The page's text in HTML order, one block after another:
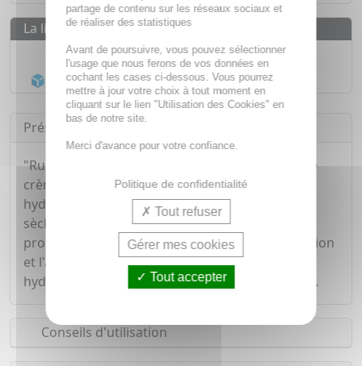
La livraison
Livraison gratuite dès 55€
Acheminement Chronopost en 24h*
Présentation
"Ruboril expert 50+" de chez Isispharma est une
crème teintée anti rougeurs apaisante et
hydratante, idéale pour les peaux sensibles et
sèches. Avec une protection enti UVB/UVA elle
protège la peau et l'aide a lutter contre l'apparition
et l'aggravation des rougeurs. Votre peau est
hydratée, apaisée, protégée et votre teint unifié.
Conseils d'utilisation
partage de contenu sur les réseaux sociaux et
de réaliser des statistiques
Avant de poursuivre, vous pouvez sélectionner
l'usage que nous ferons de vos données en
cochant les cases ci-dessous. Vous pourrez
mettre à jour votre choix à tout moment en
cliquant sur le lien "Utilisation des Cookies" en
bas de notre site.
Merci d'avance pour votre confiance.
Politique de confidentialité
Tout refuser
Gérer mes cookies
Tout accepter